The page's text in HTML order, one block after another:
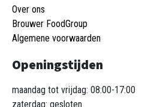
Over ons
Brouwer FoodGroup
Algemene voorwaarden
Openingstijden
maandag tot vrijdag: 08:00-17:00
zaterdag: gesloten